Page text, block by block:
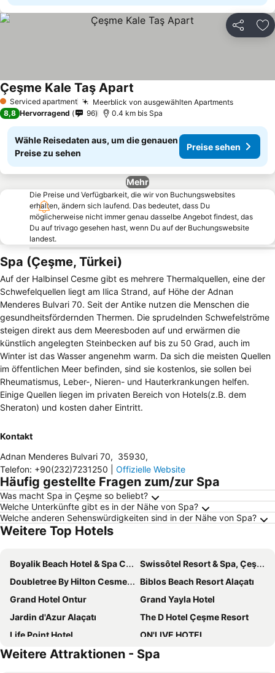
Teilen
1 Sterne
Serviced apartment Meerblick von ausgewählten Apartments
Çeşme Kale Taş Apart
8,8 Hervorragend 96 0.4 km bis Spa
Wähle Reisedaten aus, um die genauen
Preise zu sehen
Preise sehen
Mehr
Die Preise und Verfügbarkeit, die wir von Buchungswebsites
erhalten, ändern sich laufend. Das bedeutet, dass Du
möglicherweise nicht immer genau dasselbe Angebot findest, das
Du auf trivago gesehen hast, wenn Du auf der Buchungswebsite
landest.
Spa (Çeşme, Türkei)
Auf der Halbinsel Cesme gibt es mehrere Thermalquellen, eine der
Schwefelquellen liegt am Ilica Strand, auf Höhe der Adnan
Menderes Bulvari 70. Seit der Antike nutzen die Menschen die
gesundheitsfördernden Thermen. Die sprudelnden Schwefelströme
steigen direkt aus dem Meeresboden auf und erwärmen die
künstlich angelegten Steinbecken auf bis zu 50 Grad, auch im
Winter ist das Wasser angenehm warm. Da sich die meisten Quellen
im öffentlichen Meer befinden, sind sie kostenlos, sie sollen bei
Rheumatismus, Leber-, Nieren- und Hauterkrankungen helfen.
Einige Quellen liegen im privaten Bereich von Hotels(z.B. dem
Sheraton) und kosten daher Eintritt.
Kontakt
Adnan Menderes Bulvari 70, 35930,
Telefon: +90(232)7231250 Offizielle Website
Häufig gestellte Fragen zum/zur Spa
Was macht Spa in Çeşme so beliebt?
Welche Unterkünfte gibt es in der Nähe von Spa?
Welche anderen Sehenswürdigkeiten sind in der Nähe von Spa?
Weitere Top Hotels
Boyalik Beach Hotel & Spa Cesme
Swissôtel Resort & Spa, Çeşme
Doubletree By Hilton Cesme Alacati
Biblos Beach Resort Alaçatı
Grand Hotel Ontur
Grand Yayla Hotel
Jardin d'Azur Alaçatı
The D Hotel Çeşme Resort
Life Point Hotel
ON'LIVE HOTEL
Seya Beach Hotel Alacati
Babaylon Hotel
Weitere Attraktionen - Spa